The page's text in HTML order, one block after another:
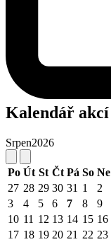
Kalendář akcí
Srpen2026
Po Út St Čt Pá So Ne
27 28 29 30 31 1
2
3
4 5 6 7 8
9
10 11 12 13 14 15 16
17 18 19 20 21 22 23